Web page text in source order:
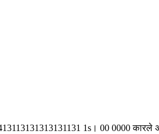
1s। 00 0000